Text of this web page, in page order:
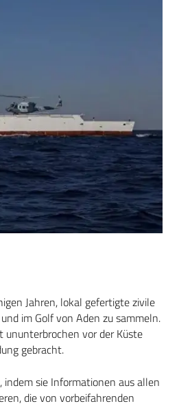
Jahren, lokal gefertigte zivile
im Golf von Aden zu sammeln.
vor der Küste
gebracht.
indem sie Informationen aus allen
die von vorbeifahrenden